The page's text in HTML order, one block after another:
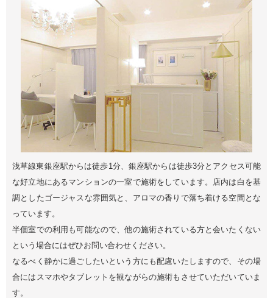
浅草線東銀座駅からは徒歩1分、銀座駅からは徒歩3分とアクセス可能
な好立地にあるマンションの一室で施術をしています。店内は白を基
調としたゴージャスな雰囲気と、アロマの香りで落ち着ける空間とな
っています。
半個室での利用も可能なので、他の施術されている方と会いたくない
という場合にはぜひお問い合わせください。
なるべく静かに過ごしたいという方にも配慮いたしますので、その場
合にはスマホやタブレットを観ながらの施術もさせていただいていま
す。